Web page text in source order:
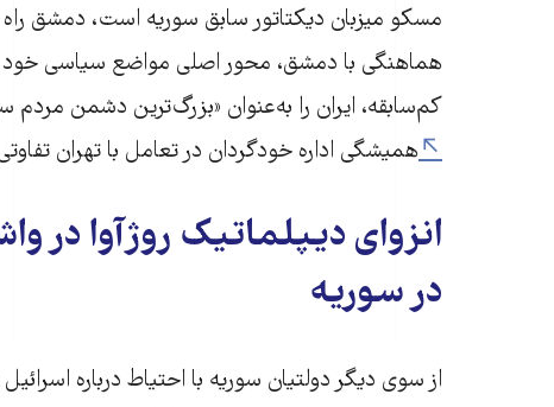
مسکو میزبان دیکتاتور سابق سوریه است، دمشق راه
هماهنگی با دمشق، محور اصلی مواضع سیاسی خود را
کم‌سابقه، ایران را به‌عنوان «بزرگ‌ترین دشمن مردم
همیشگی اداره خودگردان در تعامل با تهران
انزوای دیپلماتیک روژآوا
در سوریه
از سوی دیگر دولتیان سوریه با احتیاط درباره